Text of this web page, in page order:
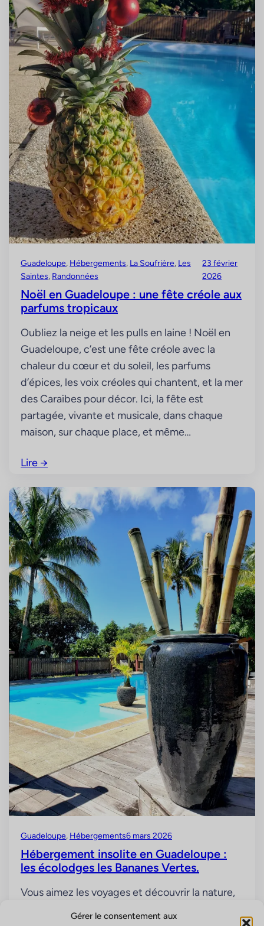
Gérer le consentement aux
Guadeloupe, Hébergements, La Soufrière, Les
Saintes, Randonnées
23 février
2026
Noël en Guadeloupe : une fête créole aux
parfums tropicaux
Oubliez la neige et les pulls en laine ! Noël en
Guadeloupe, c’est une fête créole avec la
chaleur du cœur et du soleil, les parfums
d’épices, les voix créoles qui chantent, et la mer
des Caraïbes pour décor. Ici, la fête est
partagée, vivante et musicale, dans chaque
maison, sur chaque place, et même…
Lire →
Guadeloupe, Hébergements6 mars 2026
Hébergement insolite en Guadeloupe :
les écolodges les Bananes Vertes.
Vous aimez les voyages et découvrir la nature,